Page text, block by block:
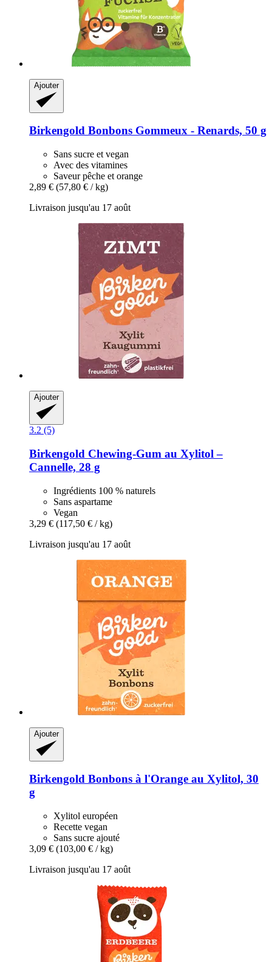
Ajouter
Birkengold Bonbons Gommeux -​ Renards, 50 g
Sans sucre et vegan
Avec des vitamines
Saveur pêche et orange
2,89 € (57,80 € / kg)
Livraison jusqu'au 17 août
Ajouter
3.2 (5)
Birkengold Chewing-​Gum au Xylitol –
Cannelle, 28 g
Ingrédients 100 % naturels
Sans aspartame
Vegan
3,29 € (117,50 € / kg)
Livraison jusqu'au 17 août
Ajouter
Birkengold Bonbons à l'Orange au Xylitol, 30
g
Xylitol européen
Recette vegan
Sans sucre ajouté
3,09 € (103,00 € / kg)
Livraison jusqu'au 17 août